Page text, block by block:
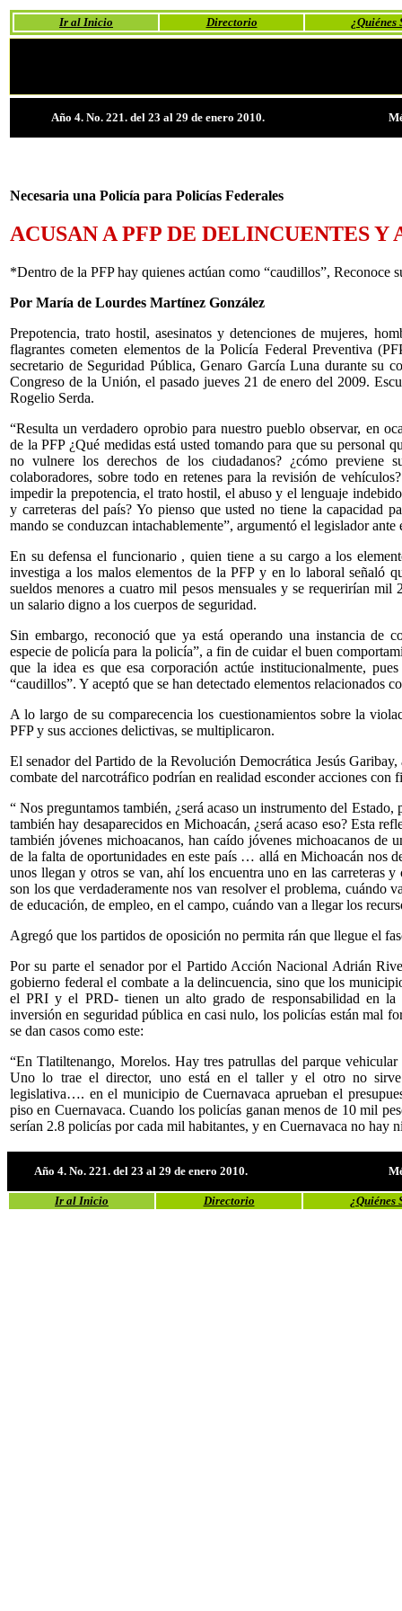
Ir al Inicio Directorio ¿Quiénes
Año 4. No. 221. del 23 al 29 de enero 2010.
Necesaria una Policía para Policías Federales
ACUSAN A PFP DE DELINCUENTES Y
*Dentro de la PFP hay quienes actúan como “caudillos”, Reconoce
Por María de Lourdes Martínez González
Prepotencia, trato hostil, asesinatos y detenciones de mujeres,
flagrantes cometen elementos de la Policía Federal Preventiva
secretario de Seguridad Pública, Genaro García Luna durante su
Congreso de la Unión, el pasado jueves 21 de enero del 2009.
Rogelio Serda.
“Resulta un verdadero oprobio para nuestro pueblo observar, en
de la PFP ¿Qué medidas está usted tomando para que su personal
no vulnere los derechos de los ciudadanos? ¿cómo previene
colaboradores, sobre todo en retenes para la revisión de
impedir la prepotencia, el trato hostil, el abuso y el lenguaje
y carreteras del país? Yo pienso que usted no tiene la capacidad
mando se conduzcan intachablemente”, argumentó el legislador
En su defensa el funcionario , quien tiene a su cargo a los
investiga a los malos elementos de la PFP y en lo laboral señaló
sueldos menores a cuatro mil pesos mensuales y se requerirían
un salario digno a los cuerpos de seguridad.
Sin embargo, reconoció que ya está operando una instancia de
especie de policía para la policía”, a fin de cuidar el buen
que la idea es que esa corporación actúe institucionalmente,
“caudillos”. Y aceptó que se han detectado elementos relacionados
A lo largo de su comparecencia los cuestionamientos sobre la
PFP y sus acciones delictivas, se multiplicaron.
El senador del Partido de la Revolución Democrática Jesús
combate del narcotráfico podrían en realidad esconder acciones con
“ Nos preguntamos también, ¿será acaso un instrumento del
también hay desaparecidos en Michoacán, ¿será acaso eso? Esta
también jóvenes michoacanos, han caído jóvenes michoacanos de
de la falta de oportunidades en este país … allá en Michoacán nos
unos llegan y otros se van, ahí los encuentra uno en las carreteras
son los que verdaderamente nos van resolver el problema, cuándo
de educación, de empleo, en el campo, cuándo van a llegar los
Agregó que los partidos de oposición no permita rán que llegue el
Por su parte el senador por el Partido Acción Nacional Adrián
gobierno federal el combate a la delincuencia, sino que los
el PRI y el PRD- tienen un alto grado de responsabilidad en la
inversión en seguridad pública en casi nulo, los policías están mal
se dan casos como este:
“En Tlatiltenango, Morelos. Hay tres patrullas del parque
Uno lo trae el director, uno está en el taller y el otro no
legislativa…. en el municipio de Cuernavaca aprueban el
piso en Cuernavaca. Cuando los policías ganan menos de 10 mil
serían 2.8 policías por cada mil habitantes, y en Cuernavaca no hay
Año 4. No. 221. del 23 al 29 de enero 2010.
Ir al Inicio Directorio ¿Quiénes